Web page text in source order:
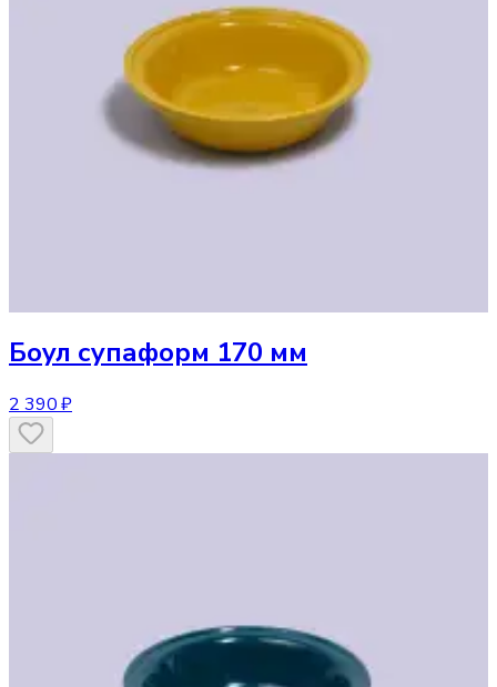
Боул супаформ 170 мм
2 390 ₽